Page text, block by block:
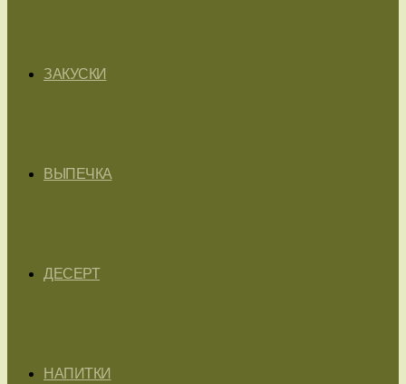
ЗАКУСКИ
ВЫПЕЧКА
ДЕСЕРТ
НАПИТКИ